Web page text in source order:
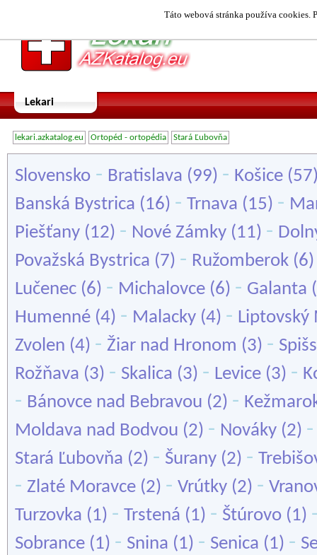
Táto webová stránka používa cookies.
Lekari
lekari.azkatalog.eu Ortopéd - ortopédia Stará Ľubovňa
Slovensko - Bratislava (99) - Košice
Banská Bystrica (16) - Trnava (15) -
Piešťany (12) - Nové Zámky (11) -
Považská Bystrica (7) - Ružomberok
Lučenec (6) - Michalovce (6) - Galanta
Humenné (4) - Malacky (4) - Liptovský
Zvolen (4) - Žiar nad Hronom (3) -
Rožňava (3) - Skalica (3) - Levice (3) -
- Bánovce nad Bebravou (2) -
Moldava nad Bodvou (2) - Nováky (2)
Stará Ľubovňa (2) - Šurany (2) -
- Zlaté Moravce (2) - Vrútky (2) -
Turzovka (1) - Trstená (1) - Štúrovo (1)
Sobrance (1) - Snina (1) - Senica (1) -